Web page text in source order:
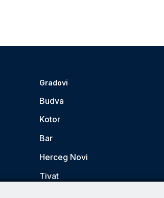
Gradovi
Budva
Kotor
Bar
Herceg Novi
Tivat